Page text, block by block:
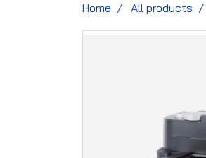
Home All products